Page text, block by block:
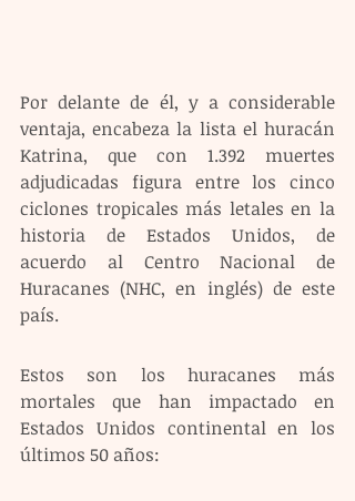
Por delante de él, y a considerable
ventaja, encabeza la lista el huracán
Katrina, que con 1.392 muertes
adjudicadas figura entre los cinco
ciclones tropicales más letales en la
historia de Estados Unidos, de
acuerdo al Centro Nacional de
Huracanes (NHC, en inglés) de este
país.
Estos son los huracanes más
mortales que han impactado en
Estados Unidos continental en los
últimos 50 años: